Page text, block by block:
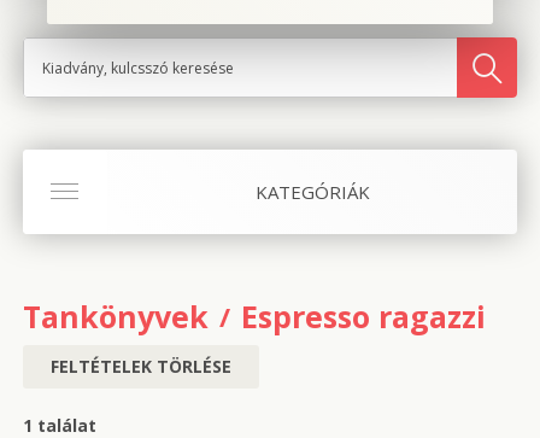
SZINTFELMÉRÉS
KATEGÓRIÁK
Tankönyvek Espresso ragazzi 1
FELTÉTELEK TÖRLÉSE
1 találat